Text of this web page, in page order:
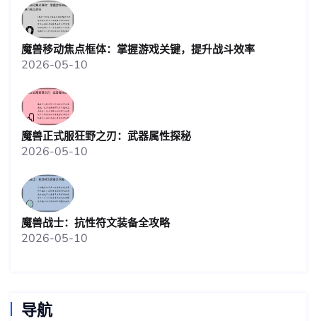
魔兽移动焦点框体：掌握游戏关键，提升战斗效率
2026-05-10
魔兽正式服狂野之刃：武器属性探秘
2026-05-10
魔兽战士：抗性符文装备全攻略
2026-05-10
导航